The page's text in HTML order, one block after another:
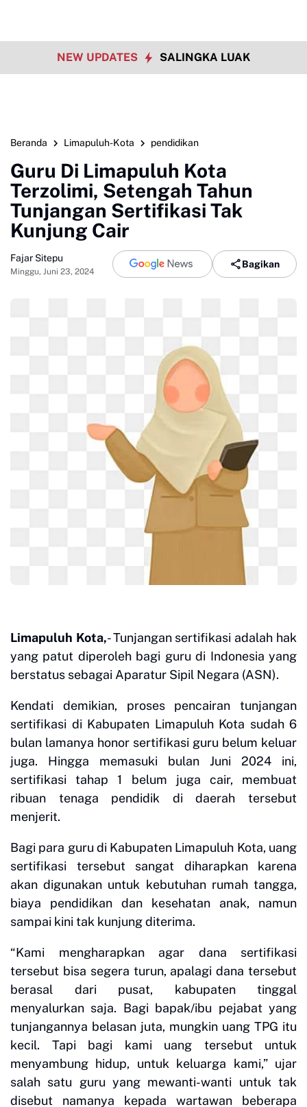
NEW UPDATES SALINGKA LUAK
Beranda Limapuluh-Kota pendidikan
Guru Di Limapuluh Kota
Terzolimi, Setengah Tahun
Tunjangan Sertifikasi Tak
Kunjung Cair
Fajar Sitepu
Minggu, Juni 23, 2024
Bagikan
Limapuluh Kota,- Tunjangan sertifikasi adalah hak
yang patut diperoleh bagi guru di Indonesia yang
berstatus sebagai Aparatur Sipil Negara (ASN).
Kendati demikian, proses pencairan tunjangan
sertifikasi di Kabupaten Limapuluh Kota sudah 6
bulan lamanya honor sertifikasi guru belum keluar
juga. Hingga memasuki bulan Juni 2024 ini,
sertifikasi tahap 1 belum juga cair, membuat
ribuan tenaga pendidik di daerah tersebut
menjerit.
Bagi para guru di Kabupaten Limapuluh Kota, uang
sertifikasi tersebut sangat diharapkan karena
akan digunakan untuk kebutuhan rumah tangga,
biaya pendidikan dan kesehatan anak, namun
sampai kini tak kunjung diterima.
“Kami mengharapkan agar dana sertifikasi
tersebut bisa segera turun, apalagi dana tersebut
berasal dari pusat, kabupaten tinggal
menyalurkan saja. Bagi bapak/ibu pejabat yang
tunjangannya belasan juta, mungkin uang TPG itu
kecil. Tapi bagi kami uang tersebut untuk
menyambung hidup, untuk keluarga kami,” ujar
salah satu guru yang mewanti-wanti untuk tak
disebut namanya kepada wartawan beberapa